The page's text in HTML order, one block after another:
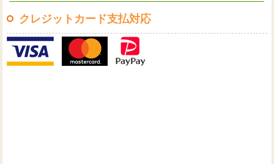
クレジットカード支払対応